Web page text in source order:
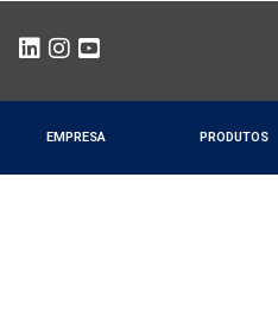
EMPRESA PRODUTOS